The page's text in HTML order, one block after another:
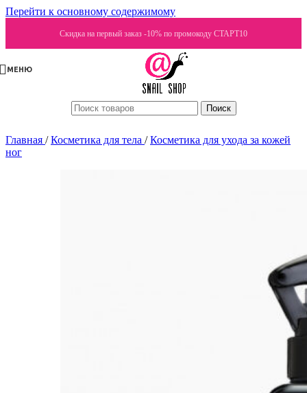
Перейти к основному содержимому
Скидка на первый заказ -10% по промокоду СТАРТ10
МЕНЮ
Поиск
Главная / Косметика для тела / Косметика для ухода за кожей
ног